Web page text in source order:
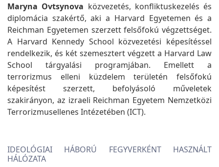
Maryna Ovtsynova közvezetés, konfliktuskezelés és
diplomácia szakértő, aki a Harvard Egyetemen és a
Reichman Egyetemen szerzett felsőfokú végzettséget.
A Harvard Kennedy School közvezetési képesítéssel
rendelkezik, és két szemesztert végzett a Harvard Law
School tárgyalási programjában. Emellett a
terrorizmus elleni küzdelem területén felsőfokú
képesítést szerzett, befolyásoló műveletek
szakirányon, az izraeli Reichman Egyetem Nemzetközi
Terrorizmusellenes Intézetében (ICT).
IDEOLÓGIAI HÁBORÚ FEGYVERKÉNT HASZNÁLT
HÁLÓZATA